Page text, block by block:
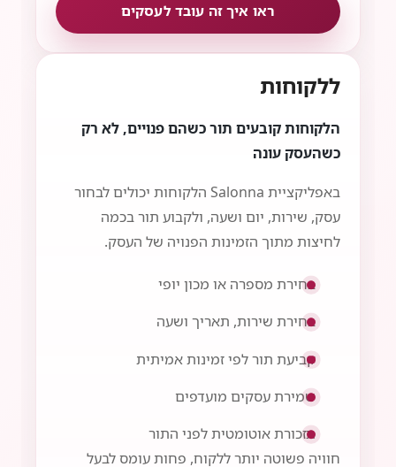
ראו איך זה עובד לעסקים
ללקוחות
הלקוחות קובעים תור כשהם פנויים, לא רק
כשהעסק עונה
באפליקציית Salonna הלקוחות יכולים לבחור
עסק, שירות, יום ושעה, ולקבוע תור בכמה
לחיצות מתוך הזמינות הפנויה של העסק.
בחירת מספרה או מכון יופי
בחירת שירות, תאריך ושעה
קביעת תור לפי זמינות אמיתית
שמירת עסקים מועדפים
תזכורת אוטומטית לפני התור
חוויה פשוטה יותר ללקוח, פחות עומס לבעל